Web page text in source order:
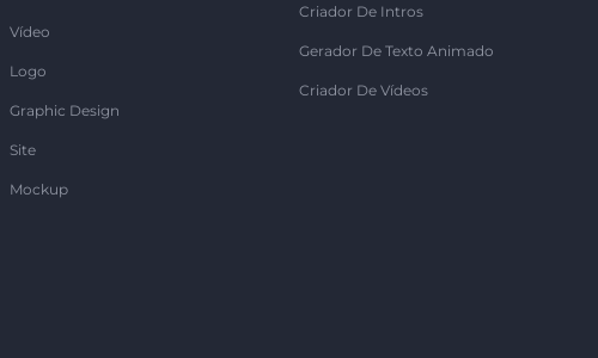
Vídeo
Logo
Graphic Design
Site
Mockup
Criador De Intros
Gerador De Texto Animado
Criador De Vídeos